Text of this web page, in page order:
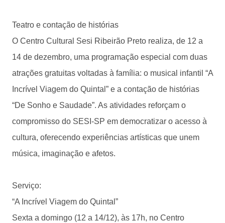
Teatro e contação de histórias
O Centro Cultural Sesi Ribeirão Preto realiza, de 12 a
14 de dezembro, uma programação especial com duas
atrações gratuitas voltadas à família: o musical infantil “A
Incrível Viagem do Quintal” e a contação de histórias
“De Sonho e Saudade”. As atividades reforçam o
compromisso do SESI-SP em democratizar o acesso à
cultura, oferecendo experiências artísticas que unem
música, imaginação e afetos.
Serviço:
“A Incrível Viagem do Quintal”
Sexta a domingo (12 a 14/12), às 17h, no Centro